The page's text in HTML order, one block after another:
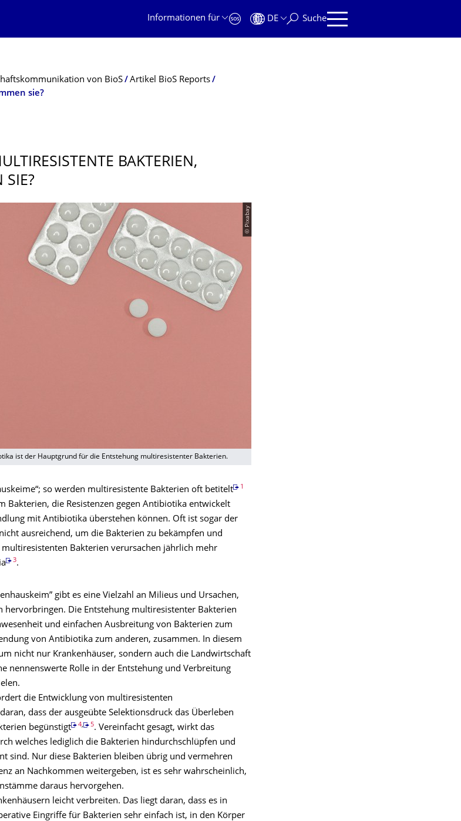
Informationen für
DE Suche
von BioS
Artikel BioS Reports
sie?
BAKTERIEN,
SIE?
© Pixabay
ist der Hauptgrund für die Entstehung multiresistenter Bakterien.
so werden multiresistente Bakterien oft betitelt 1
Bakterien, die Resistenzen gegen Antibiotika entwickelt
mit Antibiotika überstehen können. Oft ist sogar der
ausreichend, um die Bakterien zu bekämpfen und
Bakterien verursachen jährlich mehr
3.
gibt es eine Vielzahl an Milieus und Ursachen,
hervorbringen. Die Entstehung multiresistenter Bakterien
und einfachen Ausbreitung von Bakterien zum
von Antibiotika zum anderen, zusammen. In diesem
nicht nur Krankenhäuser, sondern auch die Landwirtschaft
nennenswerte Rolle in der Entstehung und Verbreitung
die Entwicklung von multiresistenten
dass der ausgeübte Selektionsdruck das Überleben
begünstigt
4, 5. Vereinfacht gesagt, wirkt das
welches lediglich die Bakterien hindurchschlüpfen und
sind. Nur diese Bakterien bleiben übrig und vermehren
an Nachkommen weitergeben, ist es sehr wahrscheinlich,
daraus hervorgehen.
leicht verbreiten. Das liegt daran, dass es in
Eingriffe für Bakterien sehr einfach ist, in den Körper